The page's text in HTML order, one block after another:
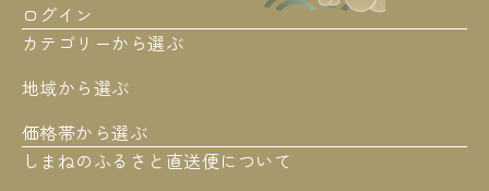
カテゴリーから選ぶ
地域から選ぶ
価格帯から選ぶ
ログイン
しまねのふるさと直送便について